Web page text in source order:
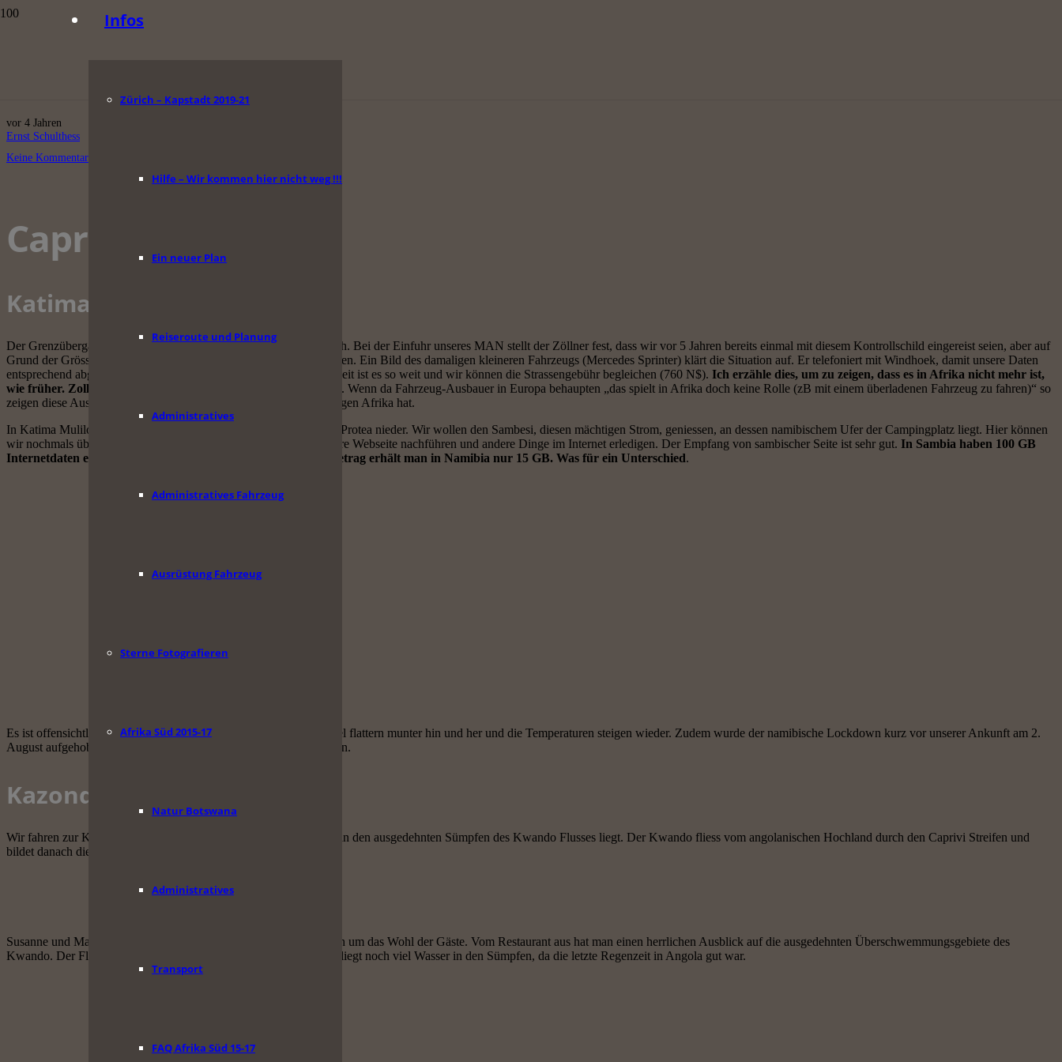
Infos
Zürich – Kapstadt 2019-21
Hilfe – Wir kommen hier nicht weg !!!
Ein neuer Plan
Reiseroute und Planung
Administratives
Administratives Fahrzeug
Ausrüstung Fahrzeug
Sterne Fotografieren
Afrika Süd 2015-17
Natur Botswana
Administratives
Transport
FAQ Afrika Süd 15-17
Namibia: Caprivi – Etosha
vor 4 Jahren
Ernst Schulthess
Keine Kommentare
Caprivi Strip
Katima Mulilo
Der Grenzübergang von Sambia nach Namibia gestaltet sich einfach. Bei der Einfuhr unseres MAN stellt der Zöllner fest, dass wir vor 5 Jahren bereits einmal mit diesem Kontrollschild eingereist seien, aber auf
Grund der Grösse unseres jetzigen Fahrzeugs zu wenig bezahlt hätten. Ein Bild des damaligen kleineren Fahrzeugs (Mercedes Sprinter) klärt die Situation auf. Er telefoniert mit Windhoek, damit unsere Daten
entsprechend abgeändert werden können. Nach 10 Minuten Wartezeit ist es so weit und wir können die Strassengebühr begleichen (760 N$). Ich erzähle dies, um zu zeigen, dass es in Afrika nicht mehr ist,
wie früher. Zollämter und Polizei sind mittlerweile gut vernetzt . Wenn da Fahrzeug-Ausbauer in Europa behaupten „das spielt in Afrika doch keine Rolle (zB mit einem überladenen Fahrzeug zu fahren)“ so
zeigen diese Aussagen nur, dass derjenige keine Ahnung vom heutigen Afrika hat.
In Katima Mulilo lassen wir uns auf dem Campingplatz des Hotels Protea nieder. Wir wollen den Sambesi, diesen mächtigen Strom, geniessen, an dessen namibischem Ufer der Campingplatz liegt. Hier können
wir nochmals über das tolle und günstige Internet von Sambia unsere Webseite nachführen und andere Dinge im Internet erledigen. Der Empfang von sambischer Seite ist sehr gut. In Sambia haben 100 GB
Internetdaten etwa Euro 75 gekostet. Für etwa den gleichen Betrag erhält man in Namibia nur 15 GB. Was für ein Unterschied.
Es ist offensichtlich Frühling hier. Die Bäume treiben aus, die Vögel flattern munter hin und her und die Temperaturen steigen wieder. Zudem wurde der namibische Lockdown kurz vor unserer Ankunft am 2.
August aufgehoben und Reisen ist damit wieder einfacher geworden.
Kazondwe Lodge
Wir fahren zur Kazondwe Lodge, die am Kwando-Fluss – besser: an den ausgedehnten Sümpfen des Kwando Flusses liegt. Der Kwando fliess vom angolanischen Hochland durch den Caprivi Streifen und
bildet danach die Grenze zu Botswana.
Susanne und Mark pflegen und hegen die Lodge und kümmern sich um das Wohl der Gäste. Vom Restaurant aus hat man einen herrlichen Ausblick auf die ausgedehnten Überschwemmungsgebiete des
Kwando. Der Fluss selber ist kaum auszumachen. Und dieses Jahr liegt noch viel Wasser in den Sümpfen, da die letzte Regenzeit in Angola gut war.